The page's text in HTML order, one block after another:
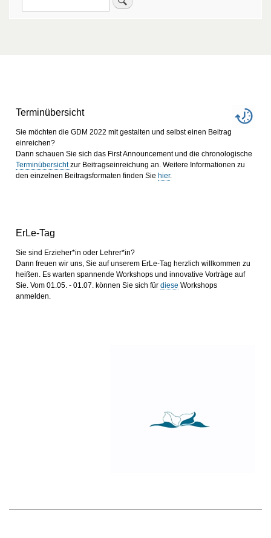
Terminübersicht
Sie möchten die GDM 2022 mit gestalten und selbst einen Beitrag
einreichen?
Dann schauen Sie sich das First Announcement und die chronologische
Terminübersichtzur Beitragseinreichung an. Weitere Informationen zu
den einzelnen Beitragsformaten finden Sie hier.
ErLe-Tag
Sie sind Erzieher*in oder Lehrer*in?
Dann freuen wir uns, Sie auf unserem ErLe-Tag herzlich willkommen zu
heißen. Es warten spannende Workshops und innovative Vorträge auf
Sie. Vom 01.05. - 01.07. können Sie sich für diese Workshops
anmelden.